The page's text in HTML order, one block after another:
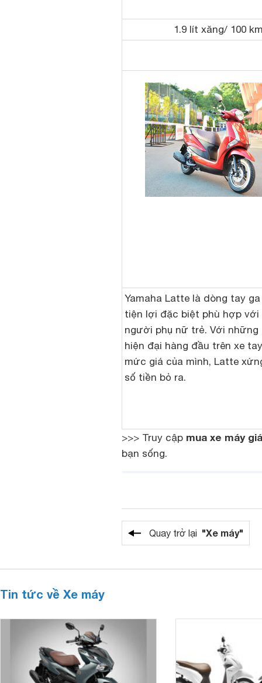
1.9 lít xăng/ 100
Yamaha Latte là dòng tay
tiện lợi đặc biệt phù hợp với
người phụ nữ trẻ. Với những
hiện đại hàng đầu trên xe
mức giá của mình, Latte
số tiền bỏ ra.
>>> Truy cập mua xe máy
bạn sống.
Quay trở lại "Xe máy"
Tin tức về Xe máy